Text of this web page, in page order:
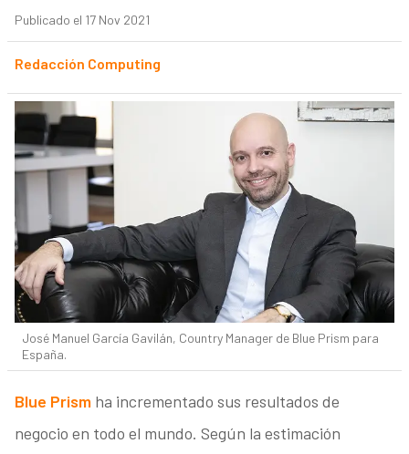
Publicado el 17 Nov 2021
Redacción Computing
José Manuel García Gavilán, Country Manager de Blue Prism para
España.
Blue Prismha incrementado sus resultados de
negocio en todo el mundo. Según la estimación